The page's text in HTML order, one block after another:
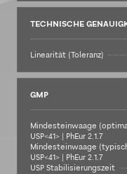
TECHNISCHE
Linearität (Toleranz)
GMP
Mindesteinwaage
USP<41> | PhEur 2.1.7
Mindesteinwaage
USP<41> | PhEur 2.1.7
USP Stabilisierungszeit